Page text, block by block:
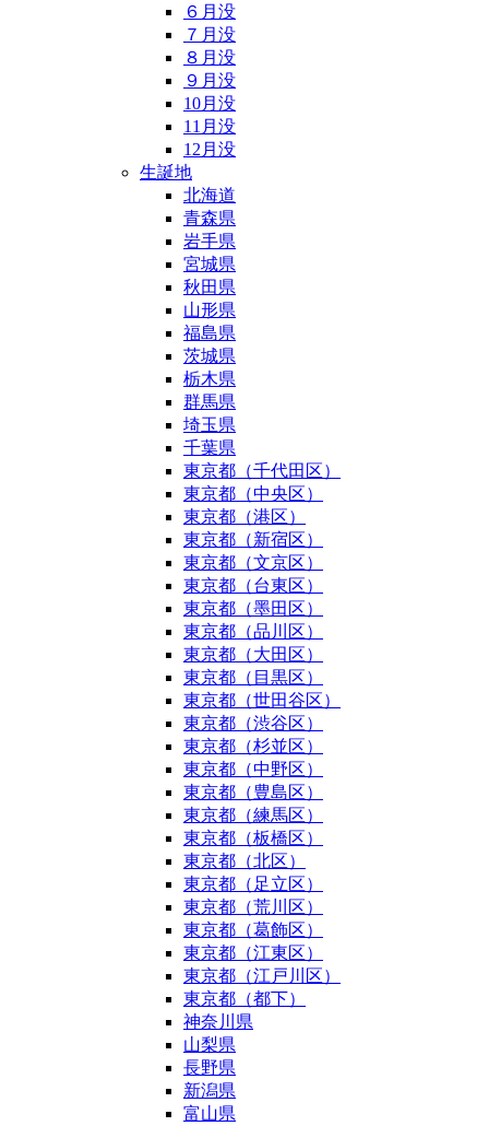
６月没
７月没
８月没
９月没
10月没
11月没
12月没
生誕地
北海道
青森県
岩手県
宮城県
秋田県
山形県
福島県
茨城県
栃木県
群馬県
埼玉県
千葉県
東京都（千代田区）
東京都（中央区）
東京都（港区）
東京都（新宿区）
東京都（文京区）
東京都（台東区）
東京都（墨田区）
東京都（品川区）
東京都（大田区）
東京都（目黒区）
東京都（世田谷区）
東京都（渋谷区）
東京都（杉並区）
東京都（中野区）
東京都（豊島区）
東京都（練馬区）
東京都（板橋区）
東京都（北区）
東京都（足立区）
東京都（荒川区）
東京都（葛飾区）
東京都（江東区）
東京都（江戸川区）
東京都（都下）
神奈川県
山梨県
長野県
新潟県
富山県